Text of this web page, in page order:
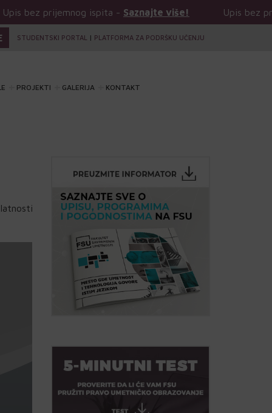
ispita -Saznajte više! Upis bez prijemnog
STUDENTSKI PORTAL | PLATFORMA ZA PODRŠKU UČENJU
PROJEKTI GALERIJA KONTAKT